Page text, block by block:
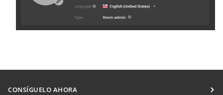
CONSÍGUELO AHORA